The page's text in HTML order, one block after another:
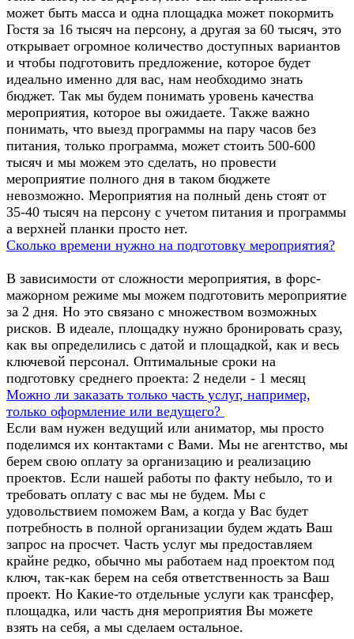
может быть масса и одна площадка может покормить
Гостя за 16 тысяч на персону, а другая за 60 тысяч, это
открывает огромное количество доступных вариантов
и чтобы подготовить предложение, которое будет
идеально именно для вас, нам необходимо знать
бюджет. Так мы будем понимать уровень качества
мероприятия, которое вы ожидаете. Также важно
понимать, что выезд программы на пару часов без
питания, только программа, может стоить 500-600
тысяч и мы можем это сделать, но провести
мероприятие полного дня в таком бюджете
невозможно. Мероприятия на полный день стоят от
35-40 тысяч на персону с учетом питания и программы
а верхней планки просто нет.
Сколько времени нужно на подготовку мероприятия?
В зависимости от сложности мероприятия, в форс-
мажорном режиме мы можем подготовить мероприятие
за 2 дня. Но это связано с множеством возможных
рисков. В идеале, площадку нужно бронировать сразу,
как вы определились с датой и площадкой, как и весь
ключевой персонал. Оптимальные сроки на
подготовку среднего проекта: 2 недели - 1 месяц
Можно ли заказать только часть услуг, например,
только оформление или ведущего?
Если вам нужен ведущий или аниматор, мы просто
поделимся их контактами с Вами. Мы не агентство, мы
берем свою оплату за организацию и реализацию
проектов. Если нашей работы по факту небыло, то и
требовать оплату с вас мы не будем. Мы с
удовольствием поможем Вам, а когда у Вас будет
потребность в полной организации будем ждать Ваш
запрос на просчет. Часть услуг мы предоставляем
крайне редко, обычно мы работаем над проектом под
ключ, так-как берем на себя ответственность за Ваш
проект. Но Какие-то отдельные услуги как трансфер,
площадка, или часть дня мероприятия Вы можете
взять на себя, а мы сделаем остальное.